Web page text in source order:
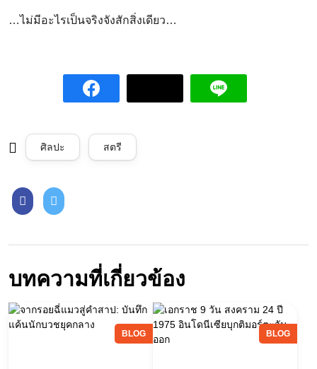
…ไม่มีอะไรเป็นจริงจังสักสิ่งเดียว…
ศิลปะ สตรี
บทความที่เกี่ยวข้อง
BLOG BLOG